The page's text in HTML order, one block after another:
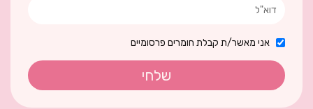
אני מאשר/ת קבלת חומרים פרסומיים
שלחי